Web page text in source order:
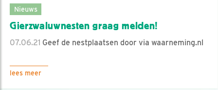
Nieuws
Gierzwaluwnesten graag melden!
07.06.21 Geef de nestplaatsen door via waarneming.nl
lees meer